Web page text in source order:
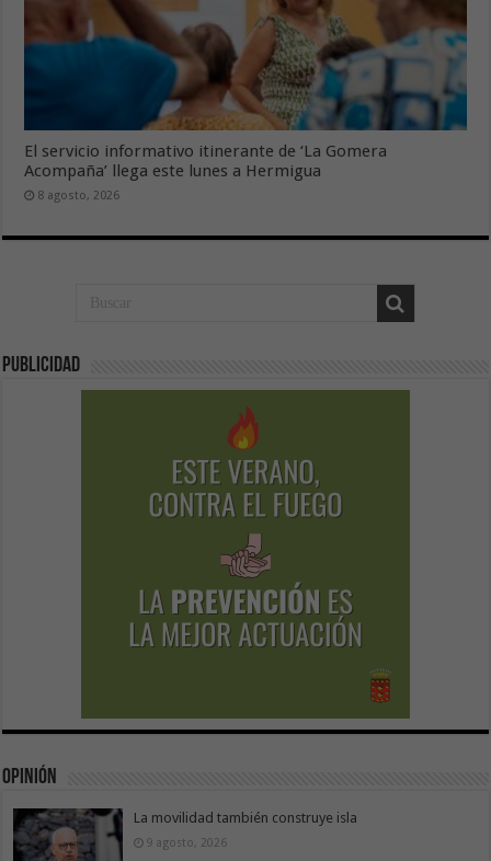
El servicio informativo itinerante de ‘La Gomera
Acompaña’ llega este lunes a Hermigua
8 agosto, 2026
Publicidad
Opinión
La movilidad también construye isla
9 agosto, 2026